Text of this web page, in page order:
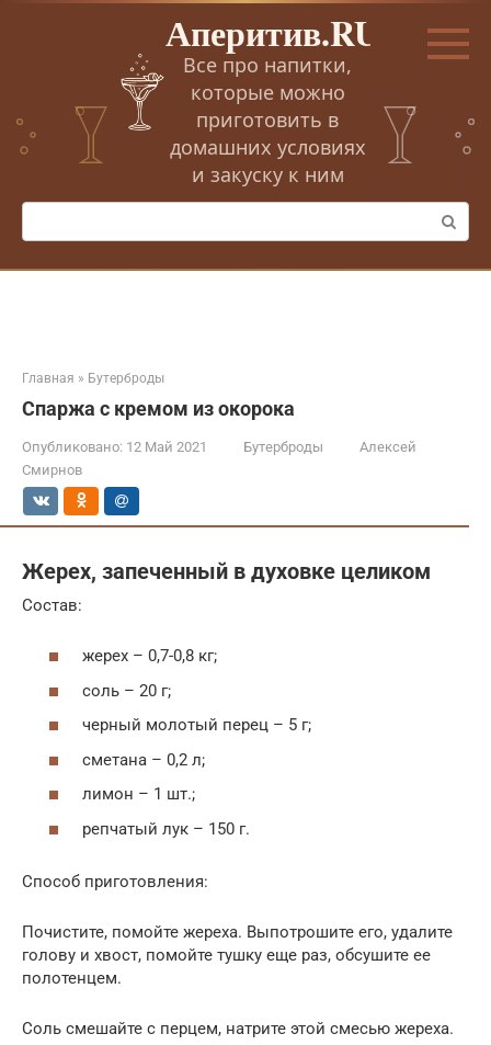
Перейти
Аперитив.RU
Все про напитки,
которые можно
приготовить в
домашних условиях
и закуску к ним
Поиск:
Главная » Бутерброды
Спаржа с кремом из окорока
Опубликовано: 12 Май 2021 Бутерброды
Алексей
Смирнов
Жерех, запеченный в духовке целиком
Состав:
жерех – 0,7-0,8 кг;
соль – 20 г;
черный молотый перец – 5 г;
сметана – 0,2 л;
лимон – 1 шт.;
репчатый лук – 150 г.
Способ приготовления:
Почистите, помойте жереха. Выпотрошите его, удалите
голову и хвост, помойте тушку еще раз, обсушите ее
полотенцем.
Соль смешайте с перцем, натрите этой смесью жереха.